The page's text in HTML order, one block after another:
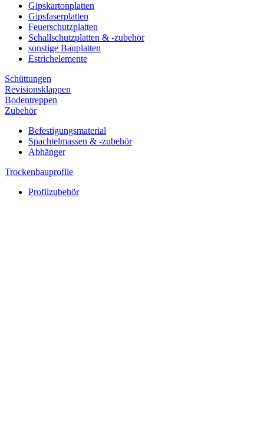
Gipskartonplatten
Gipsfaserplatten
Feuerschutzplatten
Schallschutzplatten & -zubehör
sonstige Bauplatten
Estrichelemente
Schüttungen
Revisionsklappen
Bodentreppen
Zubehör
Befestigungsmaterial
Spachtelmassen & -zubehör
Abhänger
Trockenbauprofile
Profilzubehör